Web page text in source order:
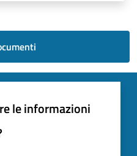
le informazioni